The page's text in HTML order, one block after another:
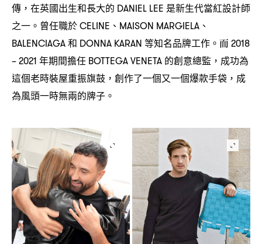
傳 ， 在英國出生和長大的 DANIEL LEE 是新生代當紅設計師
之一。曾任職於CELINE 、 MAISON MARGIELA 、
BALENCIAGA和 DONNA KARAN 等知名品牌工作。而2018
– 2021 年期間擔任 BOTTEGA VENETA 的創意總監 ， 成功為
這個老時裝屋重振旗鼓 ， 創作了一個又一個爆款手袋 ， 成
為風頭一時無兩的牌子。